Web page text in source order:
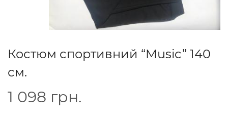
Костюм спортивний “Music” 140
см.
1 098 грн.